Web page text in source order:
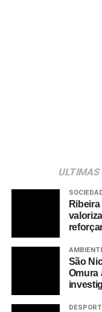
ULTIMAS
São
Omura